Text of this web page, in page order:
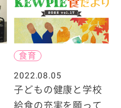
食育
2022.08.05
子どもの健康と学校
給食の充実を願って